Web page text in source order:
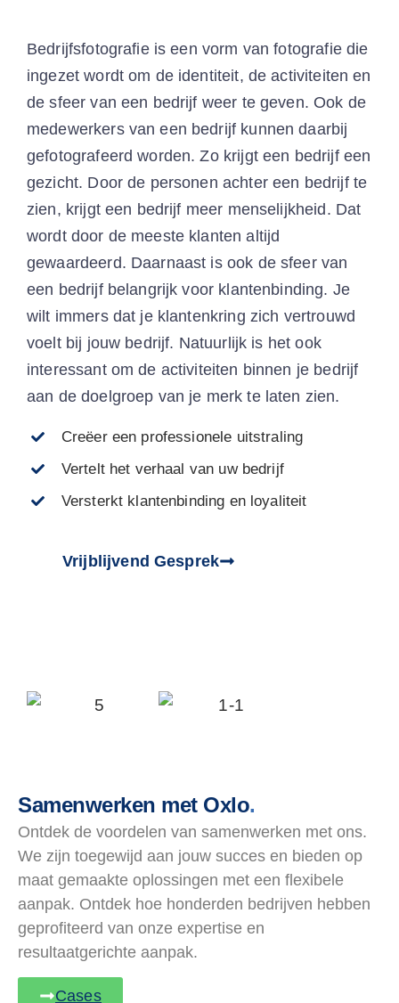
Bedrijfsfotografie is een vorm van fotografie die
ingezet wordt om de identiteit, de activiteiten en
de sfeer van een bedrijf weer te geven. Ook de
medewerkers van een bedrijf kunnen daarbij
gefotografeerd worden. Zo krijgt een bedrijf een
gezicht. Door de personen achter een bedrijf te
zien, krijgt een bedrijf meer menselijkheid. Dat
wordt door de meeste klanten altijd
gewaardeerd. Daarnaast is ook de sfeer van
een bedrijf belangrijk voor klantenbinding. Je
wilt immers dat je klantenkring zich vertrouwd
voelt bij jouw bedrijf. Natuurlijk is het ook
interessant om de activiteiten binnen je bedrijf
aan de doelgroep van je merk te laten zien.
Creëer een professionele uitstraling
Vertelt het verhaal van uw bedrijf
Versterkt klantenbinding en loyaliteit
Vrijblijvend Gesprek
Samenwerken met Oxlo.
Ontdek de voordelen van samenwerken met ons.
We zijn toegewijd aan jouw succes en bieden op
maat gemaakte oplossingen met een flexibele
aanpak. Ontdek hoe honderden bedrijven hebben
geprofiteerd van onze expertise en
resultaatgerichte aanpak.
Cases